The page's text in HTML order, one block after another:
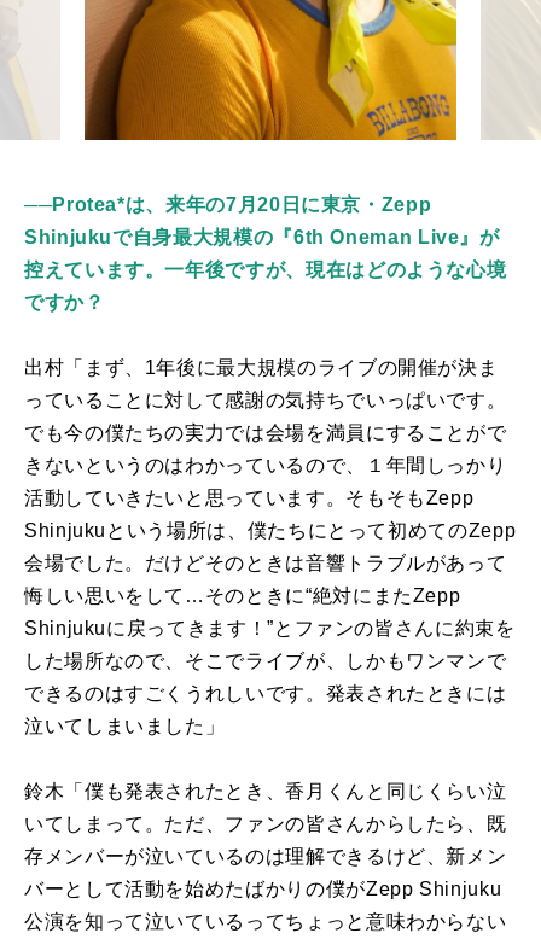
──Protea*は、来年の7月20日に東京・Zepp
Shinjukuで自身最大規模の『6th Oneman Live』が
控えています。一年後ですが、現在はどのような心境
ですか？
出村「まず、 1年後に最大規模のライブの開催が決ま
っていることに対して感謝の気持ちでいっぱいです。
でも今の僕たちの実力では会場を満員にすることがで
きないというのはわかっているので、１年間しっかり
活動していきたいと思っています。そもそもZepp
Shinjuku という場所は、僕たちにとって初めてのZepp
会場でした。だけどそのときは音響トラブルがあって
悔しい思いをして…そのときに“絶対にまたZepp
Shinjukuに戻ってきます！”とファンの皆さんに約束を
した場所なので、そこでライブが、しかもワンマンで
できるのはすごくうれしいです。発表されたときには
泣いてしまいました」
鈴木「僕も発表されたとき、香月くんと同じくらい泣
いてしまって。ただ、ファンの皆さんからしたら、既
存メンバーが泣いているのは理解できるけど、新メン
バーとして活動を始めたばかりの僕がZepp Shinjuku
公演を知って泣いているってちょっと意味わからない